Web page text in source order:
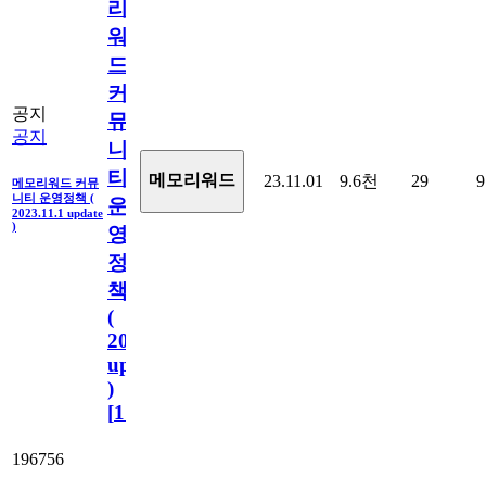
공지
공지
메모리워드 커뮤
니티 운영정책 (
2023.11.1 update
)
리
워
드
커
뮤
니
티
운
영
정
책
(
2023.11.1
update
)
[110
메모리워드 23.11.01 9.6천 29 9
196756